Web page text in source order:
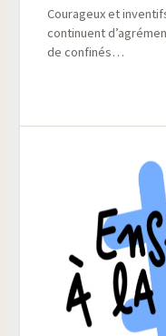
Cou­ra­geux et
conti­nuent
de confinés…